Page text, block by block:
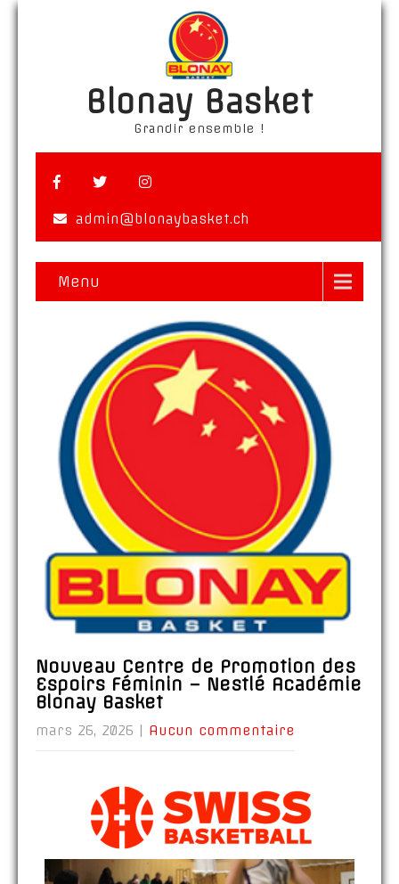
Blonay Basket
Grandir ensemble !
admin@blonaybasket.ch
Menu
Nouveau Centre de Promotion des
Espoirs Féminin – Nestlé Académie
Blonay Basket
mars 26, 2026 | Aucun commentaire